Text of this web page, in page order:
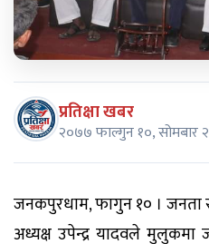
प्रतिक्षा खबर
२०७७ फाल्गुन १०, सोमबार
जनकपुरधाम, फागुन १० । जनता
अध्यक्ष उपेन्द्र यादवले मुलुकमा